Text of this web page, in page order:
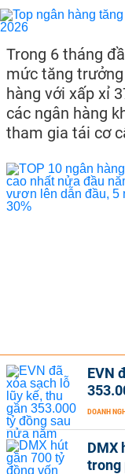
Trong 6 tháng
mức tăng
hàng với xấp xỉ
các ngân hàng
tham gia tái cơ
EVN
DOANH
DMX
trong